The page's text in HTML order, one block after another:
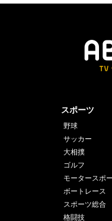
スポーツ
野球
サッカー
大相撲
ゴルフ
モータースポ
ボートレース
スポーツ総合
格闘技